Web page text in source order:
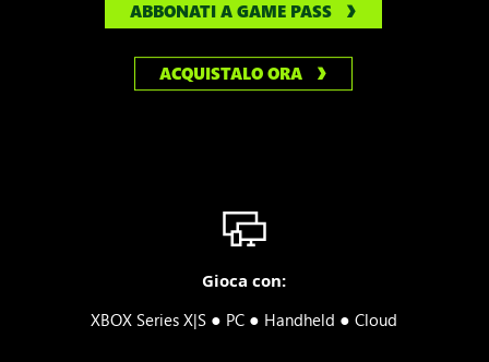
ABBONATI A GAME PASS
ACQUISTALO ORA
Gioca con:
XBOX Series X|S ● PC ● Handheld ●Cloud